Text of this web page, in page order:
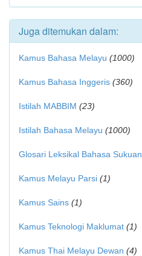
Juga ditemukan dalam:
Kamus Bahasa Melayu (1000)
Kamus Bahasa Inggeris (360)
Istilah MABBIM (23)
Istilah Bahasa Melayu (1000)
Glosari Leksikal Bahasa Sukuan
Kamus Melayu Parsi (1)
Kamus Sains (1)
Kamus Teknologi Maklumat (1)
Kamus Thai Melayu Dewan (4)